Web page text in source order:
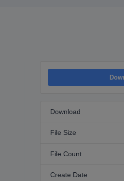
Download
File Size
File Count
Create Date